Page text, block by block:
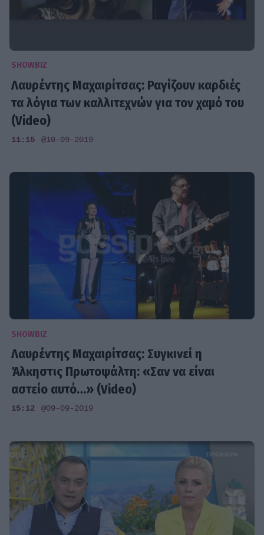
SHOWBIZ
Λαυρέντης Μαχαιρίτσας: Ραγίζουν καρδιές
τα λόγια των καλλιτεχνών για τον χαμό του
(Video)
11:15 @10-09-2019
SHOWBIZ
Λαυρέντης Μαχαιρίτσας: Συγκινεί η
Άλκηστις Πρωτοψάλτη: «Σαν να είναι
αστείο αυτό…» (Video)
15:12 @09-09-2019